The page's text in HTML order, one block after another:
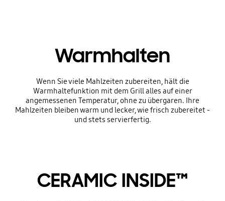
Warmhalten
Wenn Sie viele Mahlzeiten zubereiten, hält die
Warmhaltefunktion mit dem Grill alles auf einer
angemessenen Temperatur, ohne zu übergaren. Ihre
Mahlzeiten bleiben warm und lecker, wie frisch zubereitet -
und stets servierfertig.
CERAMIC INSIDE™